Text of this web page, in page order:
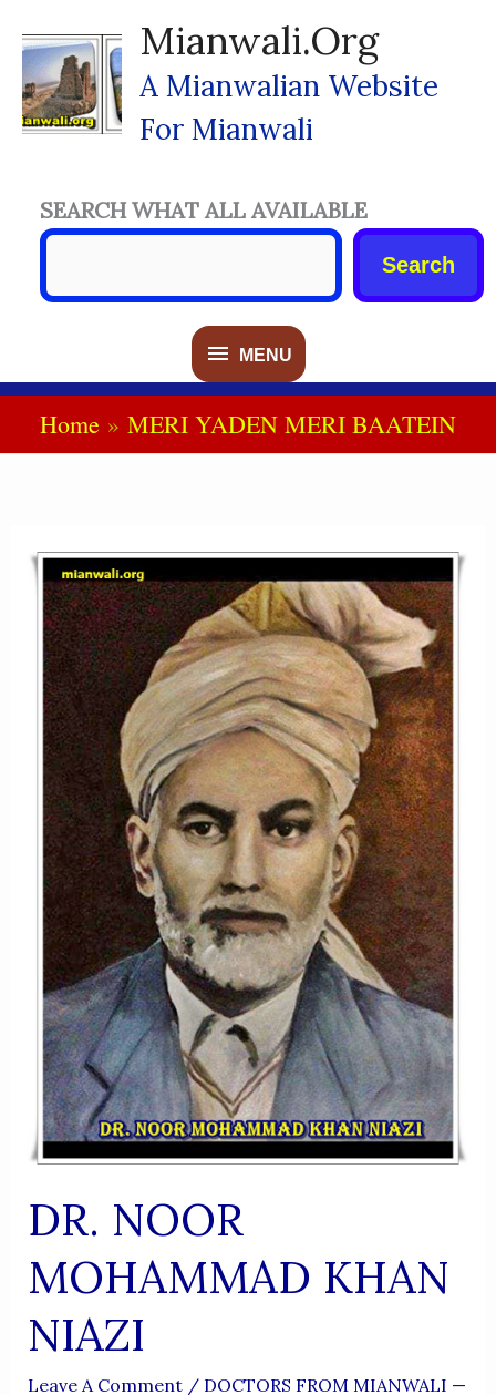
Content
Mianwali.org
A Mianwalian Website
For Mianwali
MENU
MENU
SEARCH WHAT ALL AVAILABLE
Search
Home MERI YADEN MERI BAATEIN
DR. NOOR
MOHAMMAD KHAN
NIAZI
Leave A Comment / DOCTORS FROM MIANWALI —